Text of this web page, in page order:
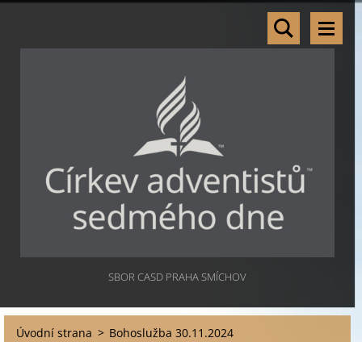
SBOR CASD PRAHA SMÍCHOV
Úvodní strana > Bohoslužba 30.11.2024